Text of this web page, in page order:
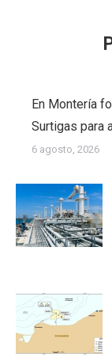
En Montería
Surtigas para
6 agosto, 2026